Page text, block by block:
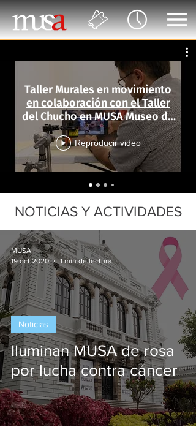
Taller Murales en movimiento
en colaboración con el Taller
del Chucho en MUSA Museo de
las Artes
Reproducir video
NOTICIAS Y ACTIVIDADES
Iluminan MUSA de rosa
por lucha contra cáncer
Noticias
MUSA
19 oct 2020
1 min de lectura